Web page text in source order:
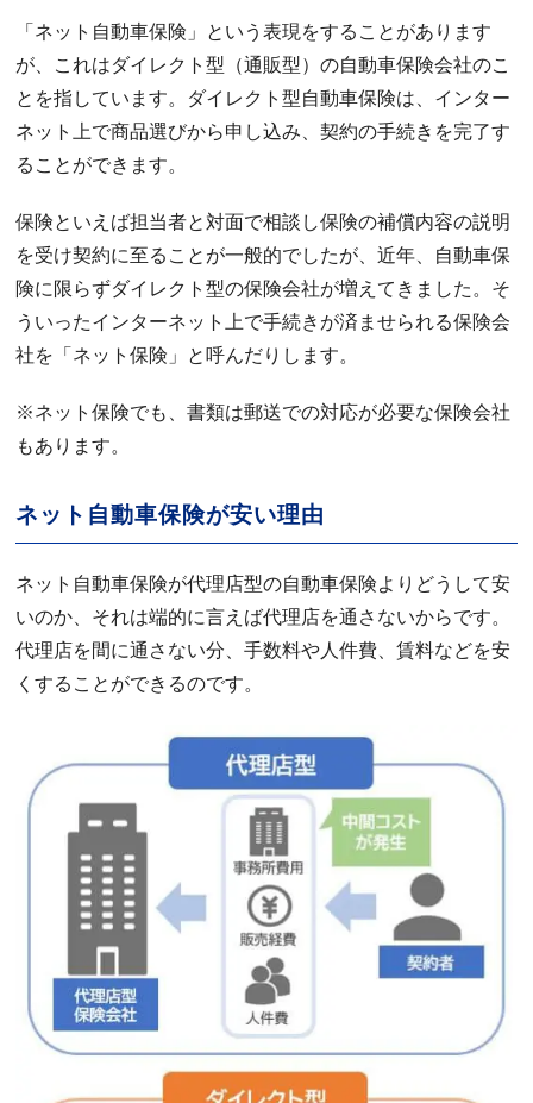
「ネット自動車保険」という表現をすることがあります
が、これはダイレクト型（通販型）の自動車保険会社のこ
とを指しています。ダイレクト型自動車保険は、インター
ネット上で商品選びから申し込み、契約の手続きを完了す
ることができます。
保険といえば担当者と対面で相談し保険の補償内容の説明
を受け契約に至ることが一般的でしたが、近年、自動車保
険に限らずダイレクト型の保険会社が増えてきました。そ
ういったインターネット上で手続きが済ませられる保険会
社を「ネット保険」と呼んだりします。
※ネット保険でも、書類は郵送での対応が必要な保険会社
もあります。
ネット自動車保険が安い理由
ネット自動車保険が代理店型の自動車保険よりどうして安
いのか、それは端的に言えば代理店を通さないからです。
代理店を間に通さない分、手数料や人件費、賃料などを安
くすることができるのです。